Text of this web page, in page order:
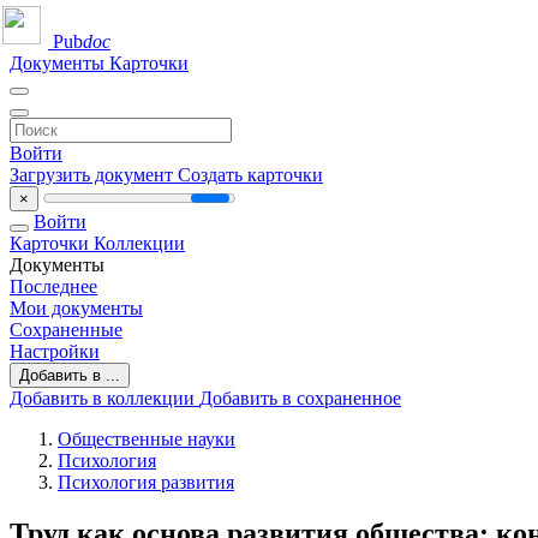
Pubdoc
Документы Карточки
Войти
Загрузить документ Создать карточки
×
Войти
Карточки Коллекции
Документы
Последнее
Мои документы
Сохраненные
Настройки
Добавить в ...
Добавить в коллекции Добавить в сохраненное
Общественные науки
Психология
Психология развития